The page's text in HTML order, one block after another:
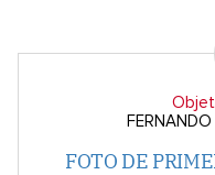
FOTO DE